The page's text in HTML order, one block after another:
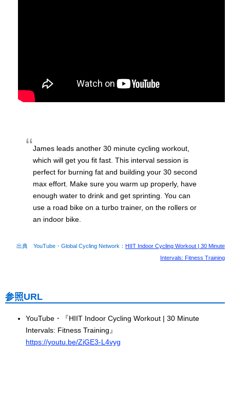
James leads another 30 minute cycling workout,
which will get you fit fast. This interval session is
perfect for burning fat and building your 30 second
max effort. Make sure you warm up properly, have
enough water to drink and get sprinting. You can
use a road bike on a turbo trainer, on the rollers or
an indoor bike.
出典 YouTube・Global Cycling Network： HIIT Indoor Cycling Workout | 30 Minute
Intervals: Fitness Training
参照URL
YouTube・『HIIT Indoor Cycling Workout | 30 Minute
Intervals: Fitness Training』
https://youtu.be/ZiGE3-L4vyg